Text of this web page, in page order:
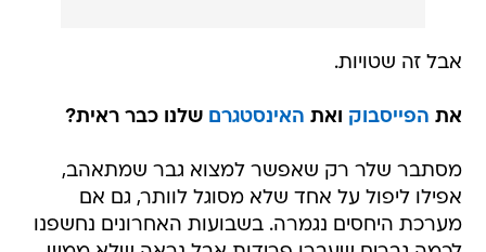
אבל זה שטויות.
את הפייסבוק ואת האינסטגרם שלנו כבר ראית?
מסתבר שלר רק שאפשר למצוא גבר שמתאהב,
אפילו ליפול על אחד שלא מסוגל לוותר, גם אם
מערכת היחסים נגמרה. בשבועות האחרונים נחשפנו